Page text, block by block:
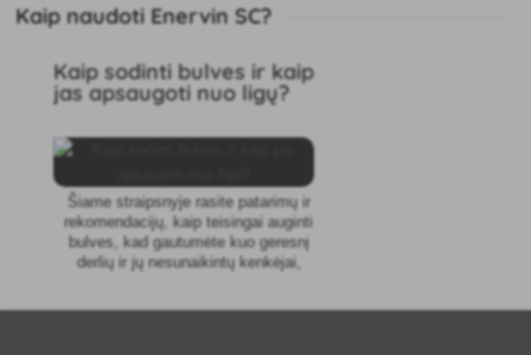
Kaip naudoti Enervin SC?
Kaip sodinti bulves ir kaip
jas apsaugoti nuo ligų?
Šiame straipsnyje rasite patarimų ir
rekomendacijų, kaip teisingai auginti
bulves, kad gautumėte kuo geresnį
derlių ir jų nesunaikintų kenkėjai,